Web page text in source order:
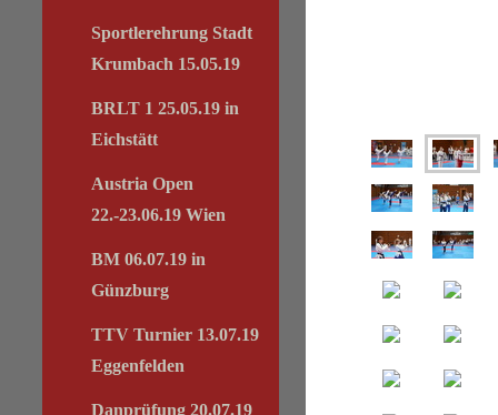
Sportlerehrung Stadt
Krumbach 15.05.19
BRLT 1 25.05.19 in
Eichstätt
Austria Open
22.-23.06.19 Wien
BM 06.07.19 in
Günzburg
TTV Turnier 13.07.19
Eggenfelden
Danprüfung 20.07.19